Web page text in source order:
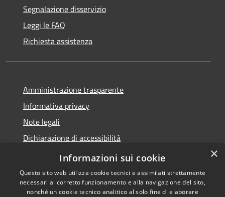
Segnalazione disservizio
Leggi le FAQ
Richiesta assistenza
Amministrazione trasparente
Informativa privacy
Note legali
Dichiarazione di accessibilità
Piano di miglioramento dei servizi
×
Informazioni sui cookie
Questo sito web utilizza cookie tecnici e assimilati strettamente
necessari al corretto funzionamento e alla navigazione del sito,
nonché un cookie tecnico analitico al solo fine di elaborare